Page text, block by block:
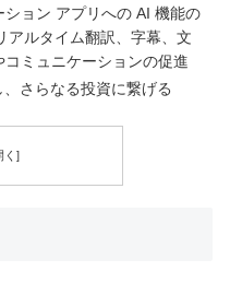
ョン アプリへの AI 機能の
アルタイム翻訳、字幕、文
ミュニケーションの促進
さらなる投資に繋げる